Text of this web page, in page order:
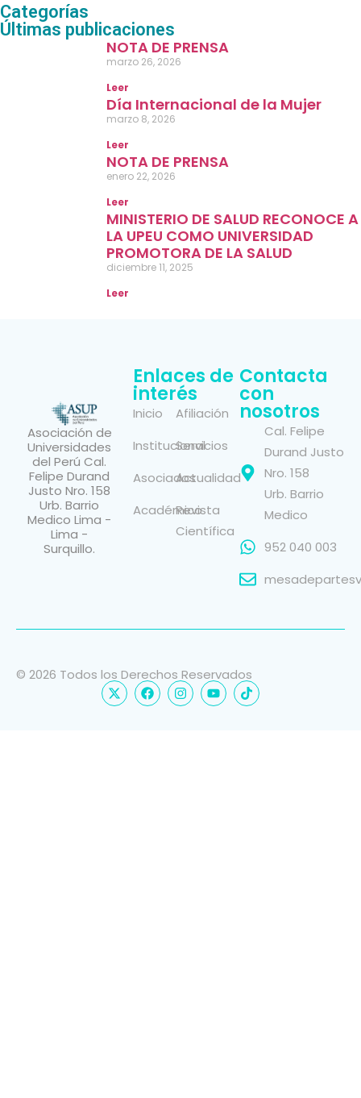
Categorías
Últimas publicaciones
NOTA DE PRENSA
marzo 26, 2026
Leer
Día Internacional de la Mujer
marzo 8, 2026
Leer
NOTA DE PRENSA
enero 22, 2026
Leer
MINISTERIO DE SALUD RECONOCE A
LA UPEU COMO UNIVERSIDAD
PROMOTORA DE LA SALUD
diciembre 11, 2025
Leer
Asociación de
Universidades
del Perú Cal.
Felipe Durand
Justo Nro. 158
Urb. Barrio
Medico Lima -
Lima -
Surquillo.
Enlaces de
interés
Inicio
Institucional
Asociados
Académico
Afiliación
Servicios
Actualidad
Revista
Científica
Contacta
con
nosotros
Cal. Felipe
Durand Justo
Nro. 158
Urb. Barrio
Medico
952 040 003
© 2026 Todos los Derechos Reservados